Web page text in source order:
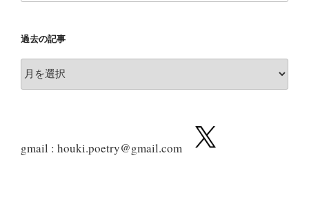
過去の記事
去
gmail : houki.poetry@gmail.com